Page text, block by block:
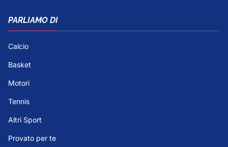
PARLIAMO DI
Calcio
Basket
Motori
Tennis
Altri Sport
Provato per te